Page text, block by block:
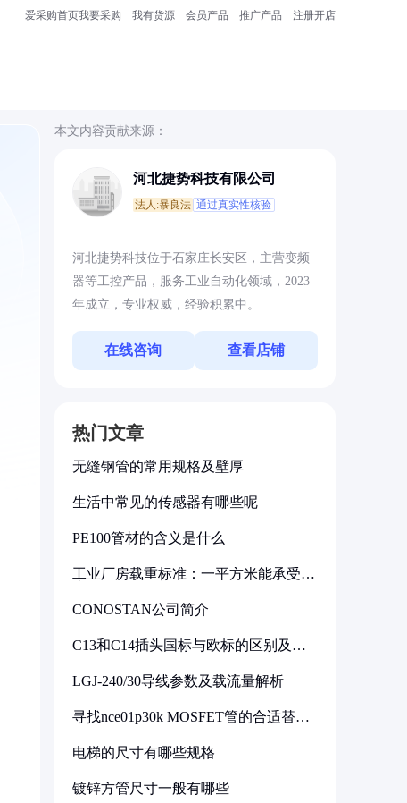
爱采购首页我要采购 我有货源 会员产品 推广产品 注册开店
本文内容贡献来源：
河北捷势科技有限公司
法人:暴良法 通过真实性核验
河北捷势科技位于石家庄长安区，主营变频
器等工控产品，服务工业自动化领域，2023
年成立，专业权威，经验积累中。
在线咨询 查看店铺
热门文章
无缝钢管的常用规格及壁厚
生活中常见的传感器有哪些呢
PE100管材的含义是什么
工业厂房载重标准：一平方米能承受多
CONOSTAN公司简介
C13和C14插头国标与欧标的区别及其
LGJ-240/30导线参数及载流量解析
寻找nce01p30k MOSFET管的合适替代
电梯的尺寸有哪些规格
镀锌方管尺寸一般有哪些